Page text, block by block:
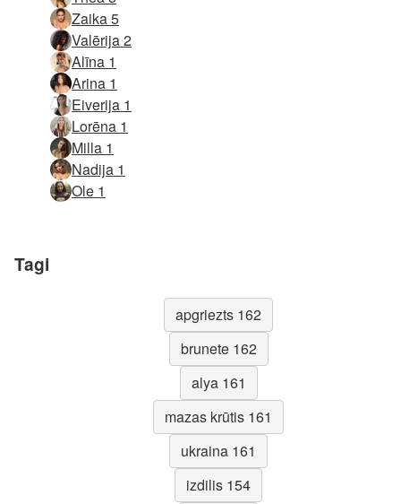
Zaika 5
Valērija 2
Alīna 1
Arina 1
Eiverija 1
Lorēna 1
Milla 1
Nadija 1
Ole 1
Tagi
apgriezts 162
brunete 162
alya 161
mazas krūtis 161
ukraina 161
izdilis 154